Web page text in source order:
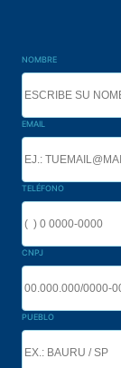
NOMBRE
EMAIL
TELÉFONO
CNPJ
PUEBLO